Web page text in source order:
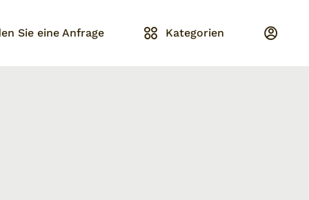
Sie eine Anfrage Kategorien